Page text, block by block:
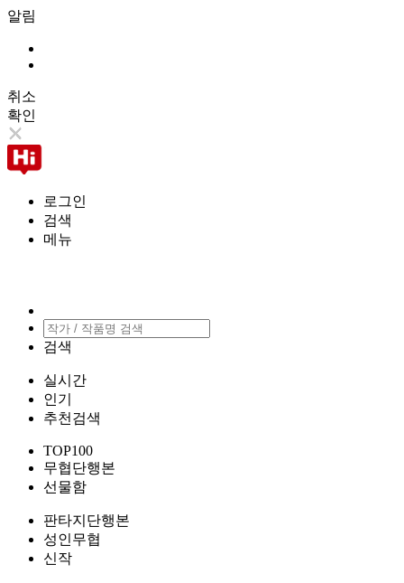
알림
취소
확인
로그인
검색
메뉴
검색
실시간
인기
추천검색
TOP100
무협단행본
선물함
판타지단행본
성인무협
신작